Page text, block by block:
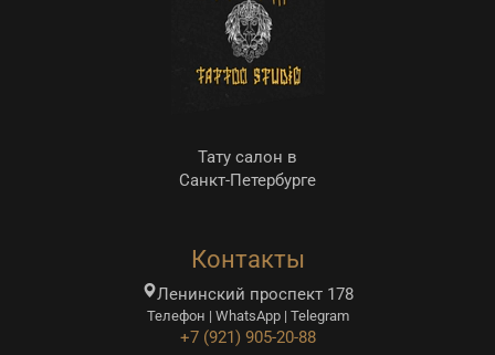
Тату салон в
Санкт-Петербурге
Контакты
Ленинский проспект 178
Телефон | WhatsApp | Telegram
+7 (921) 905-20-88